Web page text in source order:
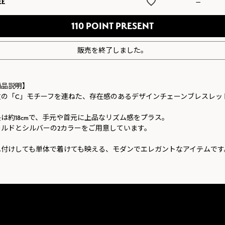
—
110
販売を終了しました。
説明】
「C」モチーフを連ねた、存在感のあるデザインチェーンブレスレッ
約18cmで、手元や首元に上品なリズム感をプラス。
ドとシルバーの2カラーをご用意しています。
けしても単体で着けても映える、モダンでエレガントなアイテムで